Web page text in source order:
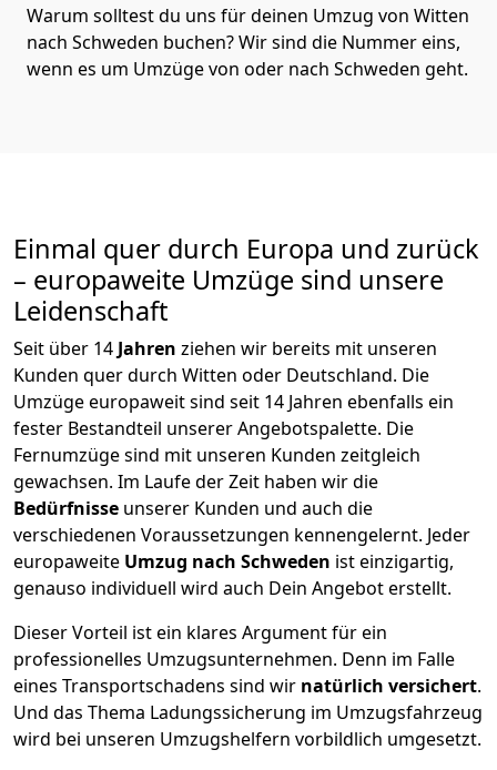
Warum solltest du uns für deinen Umzug von Witten
nach Schweden buchen? Wir sind die Nummer eins,
wenn es um Umzüge von oder nach Schweden geht.
Einmal quer durch Europa und zurück
– europaweite Umzüge sind unsere
Leidenschaft
Seit über 14 Jahren ziehen wir bereits mit unseren
Kunden quer durch Witten oder Deutschland. Die
Umzüge europaweit sind seit 14 Jahren ebenfalls ein
fester Bestandteil unserer Angebotspalette. Die
Fernumzüge sind mit unseren Kunden zeitgleich
gewachsen. Im Laufe der Zeit haben wir die
Bedürfnisse unserer Kunden und auch die
verschiedenen Voraussetzungen kennengelernt. Jeder
europaweite Umzug nach Schweden ist einzigartig,
genauso individuell wird auch Dein Angebot erstellt.
Dieser Vorteil ist ein klares Argument für ein
professionelles Umzugsunternehmen. Denn im Falle
eines Transportschadens sind wir natürlich versichert.
Und das Thema Ladungssicherung im Umzugsfahrzeug
wird bei unseren Umzugshelfern vorbildlich umgesetzt.